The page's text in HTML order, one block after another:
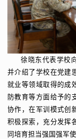
徐晓东代表学校
并介绍了学校在党建
就业等领域取得的成
防教育等方面给予的
协作，在军训模式创
积极探索，充分发挥
同培育担当强国强军